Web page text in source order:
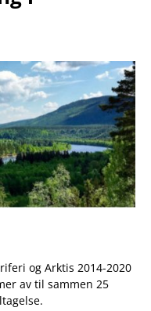
og Arktis 2014-2020
av til sammen 25